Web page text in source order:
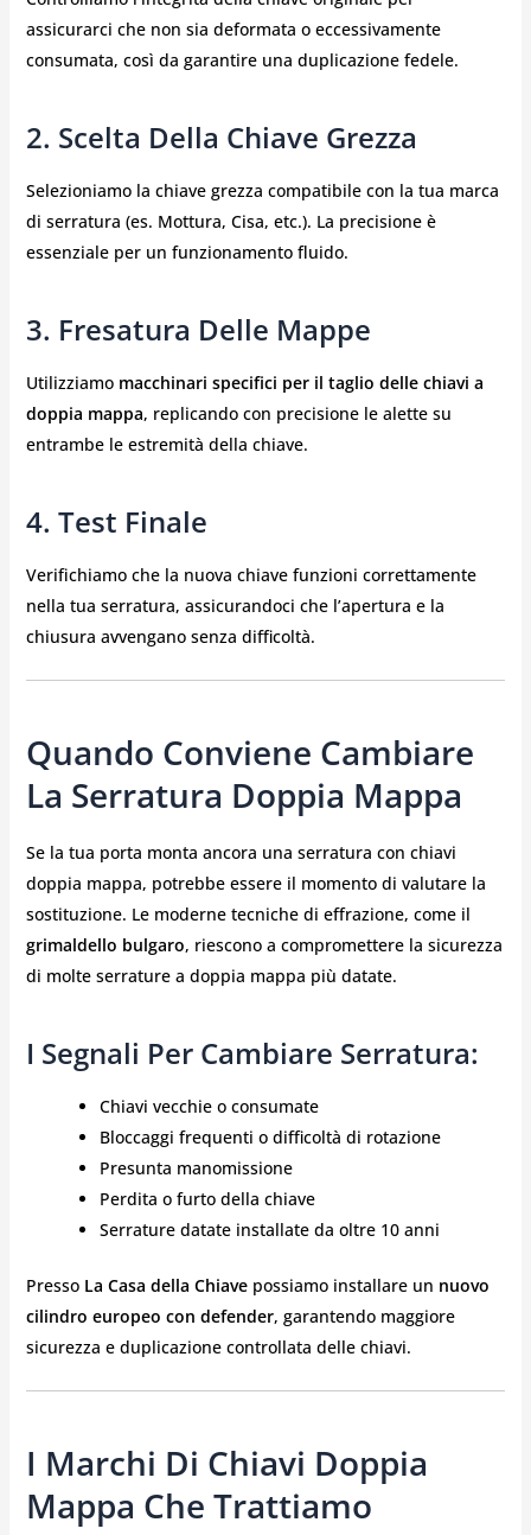
assicurarci che non sia deformata o eccessivamente
consumata, così da garantire una duplicazione fedele.
2. Scelta Della Chiave Grezza
Selezioniamo la chiave grezza compatibile con la tua marca
di serratura (es. Mottura, Cisa, etc.). La precisione è
essenziale per un funzionamento fluido.
3. Fresatura Delle Mappe
Utilizziamo macchinari specifici per il taglio delle chiavi a
doppia mappa, replicando con precisione le alette su
entrambe le estremità della chiave.
4. Test Finale
Verifichiamo che la nuova chiave funzioni correttamente
nella tua serratura, assicurandoci che l’apertura e la
chiusura avvengano senza difficoltà.
Quando Conviene Cambiare
La Serratura Doppia Mappa
Se la tua porta monta ancora una serratura con chiavi
doppia mappa, potrebbe essere il momento di valutare la
sostituzione. Le moderne tecniche di effrazione, come il
grimaldello bulgaro, riescono a compromettere la sicurezza
di molte serrature a doppia mappa più datate.
I Segnali Per Cambiare Serratura:
Chiavi vecchie o consumate
Bloccaggi frequenti o difficoltà di rotazione
Presunta manomissione
Perdita o furto della chiave
Serrature datate installate da oltre 10 anni
Presso La Casa della Chiavepossiamo installare un nuovo
cilindro europeo con defender, garantendo maggiore
sicurezza e duplicazione controllata delle chiavi.
I Marchi Di Chiavi Doppia
Mappa Che Trattiamo